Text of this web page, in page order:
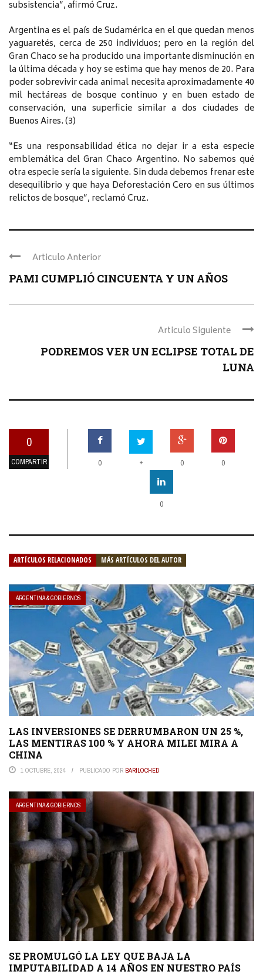
subsistencia”, afirmó Cruz.
Argentina es el país de Sudamérica en el que quedan menos
yaguaretés, cerca de 250 individuos; pero en la región del
Gran Chaco se ha producido una importante disminución en
la última década y hoy se estima que hay menos de 20. Para
poder sobrevivir cada animal necesita aproximadamente 40
mil hectáreas de bosque continuo y en buen estado de
conservación, una superficie similar a dos ciudades de
Buenos Aires. (3)
“Es una responsabilidad ética no dejar ir a esta especie
emblemática del Gran Chaco Argentino. No sabemos qué
otra especie sería la siguiente. Sin duda debemos frenar este
desequilibrio y que haya Deforestación Cero en sus últimos
relictos de bosque”, reclamó Cruz.
Articulo Anterior
PAMI CUMPLIÓ CINCUENTA Y UN AÑOS
Articulo Siguiente
PODREMOS VER UN ECLIPSE TOTAL DE
LUNA
0
COMPARTIR 0 + 0 0
0
ARTÍCULOS RELACIONADOS MÁS ARTÍCULOS DEL AUTOR
ARGENTINA & GOBIERNOS
LAS INVERSIONES SE DERRUMBARON UN 25 %,
LAS MENTIRAS 100 % Y AHORA MILEI MIRA A
CHINA
1 OCTUBRE, 2024 PUBLICADO POR BARILOCHED
ARGENTINA & GOBIERNOS
SE PROMULGÓ LA LEY QUE BAJA LA
IMPUTABILIDAD A 14 AÑOS EN NUESTRO PAÍS